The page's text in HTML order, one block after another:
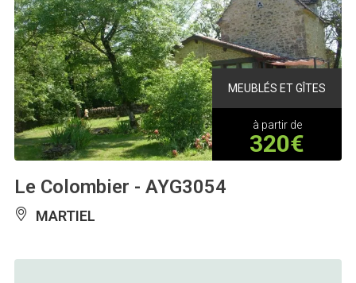
MEUBLÉS ET GÎTES
à partir de
320€
Le Colombier - AYG3054
MARTIEL